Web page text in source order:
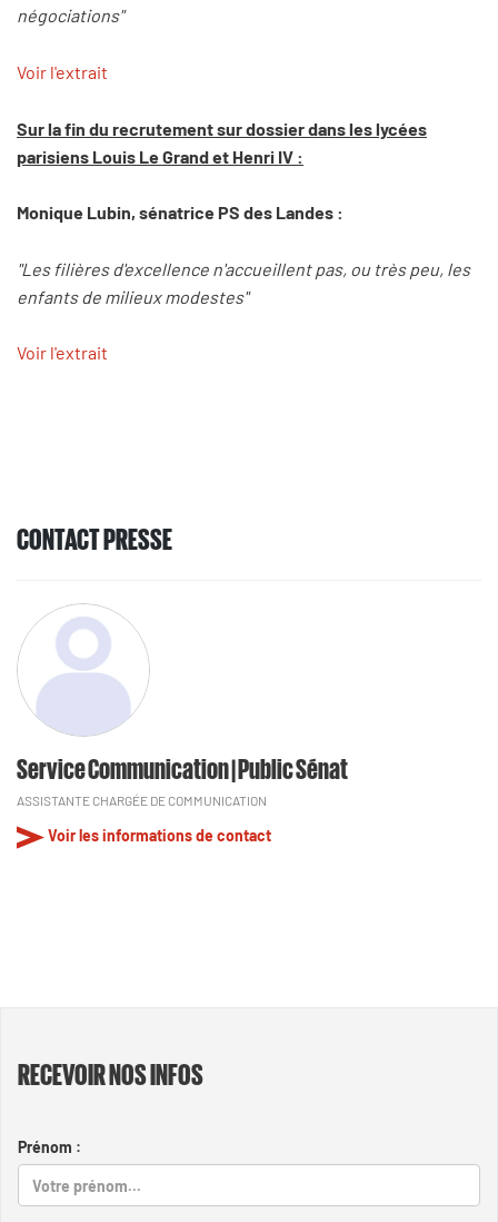
négociations"
Voir l'extrait
Sur la fin du recrutement sur dossier dans les lycées
parisiens Louis Le Grand et Henri IV :
Monique Lubin, sénatrice PS des Landes :
"Les filières d'excellence n'accueillent pas, ou très peu, les
enfants de milieux modestes"
Voir l'extrait
CONTACT PRESSE
Service Communication | Public Sénat
ASSISTANTE CHARGÉE DE COMMUNICATION
Voir les informations de contact
RECEVOIR NOS INFOS
Prénom :